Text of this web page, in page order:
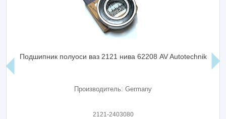
Подшипник полуоси ваз 2121 нива 62208 AV Autotechnik
Производитель: Germany
2121-2403080